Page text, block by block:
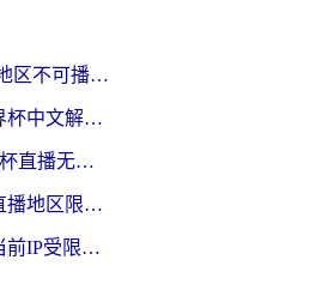
在美国看世界杯当前地区不可播放？海外党体育观赛终极指南来了！
在澳大利亚看B站世界杯中文解说仅限中国大陆？这篇指南帮你打破限制看遍赛事
在海外看CCTV5世界杯直播无法播放？这篇指南让你和国内球迷同步呐喊
在韩国看B站世界杯直播地区限制？这篇指南让你告别“当前地区不可播放”
在越南看B站世界杯当前IP受限制？海外党体育观赛终极指南来了